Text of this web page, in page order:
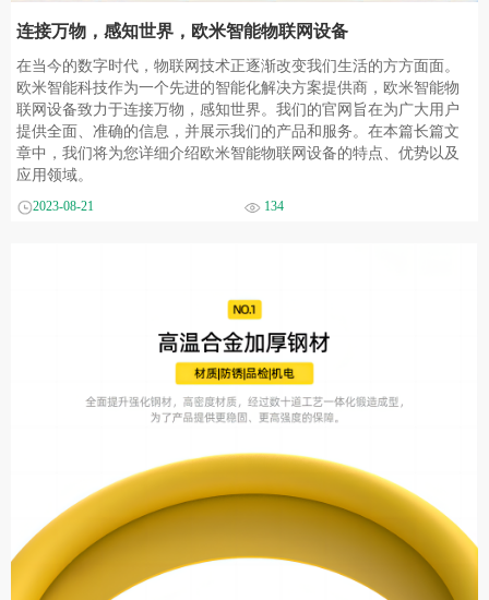
连接万物，感知世界，欧米智能物联网设备
在当今的数字时代，物联网技术正逐渐改变我们生活的方方面面。
欧米智能科技作为一个先进的智能化解决方案提供商，欧米智能物
联网设备致力于连接万物，感知世界。我们的官网旨在为广大用户
提供全面、准确的信息，并展示我们的产品和服务。在本篇长篇文
章中，我们将为您详细介绍欧米智能物联网设备的特点、优势以及
应用领域。
2023-08-21 134